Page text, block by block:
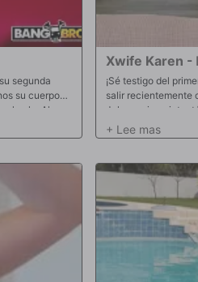
segunda
su cuerpo
el culo. Al
desliza su
follada
Xwife Karen -
¡Sé testigo del
salir recientemente
Johnny sigue
un tapón anal en el
renunciar a su
comienza a
Johnny folla el
esto culmina con